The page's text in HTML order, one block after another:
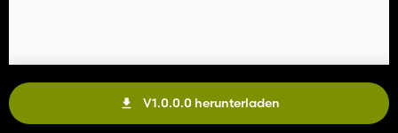
V1.0.0.0 herunterladen